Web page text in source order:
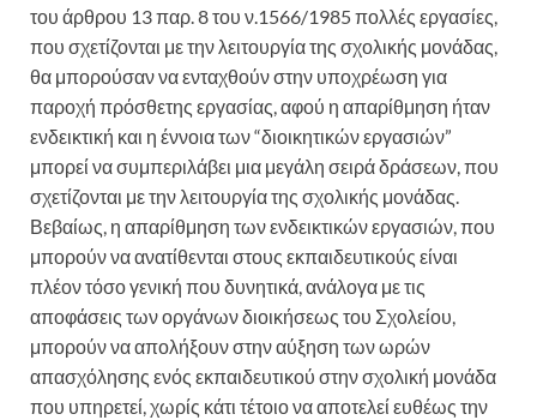
του άρθρου 13 παρ. 8 του ν.1566/1985 πολλές εργασίες,
που σχετίζονται με την λειτουργία της σχολικής μονάδας,
θα μπορούσαν να ενταχθούν στην υποχρέωση για
παροχή πρόσθετης εργασίας, αφού η απαρίθμηση ήταν
ενδεικτική και η έννοια των “διοικητικών εργασιών”
μπορεί να συμπεριλάβει μια μεγάλη σειρά δράσεων, που
σχετίζονται με την λειτουργία της σχολικής μονάδας.
Βεβαίως, η απαρίθμηση των ενδεικτικών εργασιών, που
μπορούν να ανατίθενται στους εκπαιδευτικούς είναι
πλέον τόσο γενική που δυνητικά, ανάλογα με τις
αποφάσεις των οργάνων διοικήσεως του Σχολείου,
μπορούν να απολήξουν στην αύξηση των ωρών
απασχόλησης ενός εκπαιδευτικού στην σχολική μονάδα
που υπηρετεί, χωρίς κάτι τέτοιο να αποτελεί ευθέως την